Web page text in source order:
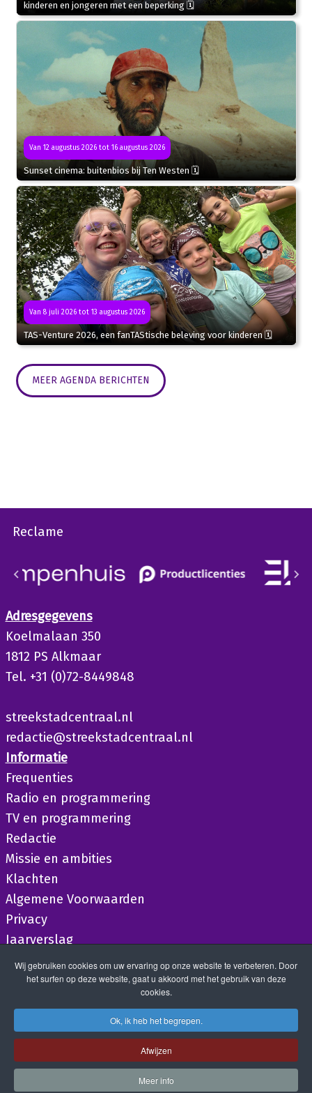
kinderen en jongeren met een beperking 🗓
Van 12 augustus 2026 tot 16 augustus 2026
Sunset cinema: buitenbios bij Ten Westen 🗓
Van 8 juli 2026 tot 13 augustus 2026
TAS-Venture 2026, een fanTAStische beleving voor kinderen 🗓
MEER AGENDA BERICHTEN
Reclame
Adresgegevens
Koelmalaan 350
1812 PS Alkmaar
Tel. +31 (0)72-8449848
streekstadcentraal.nl
redactie@streekstadcentraal.nl
Informatie
Frequenties
Radio en programmering
TV en programmering
Redactie
Missie en ambities
Klachten
Algemene Voorwaarden
Privacy
Jaarverslag
Wij gebruiken cookies om uw ervaring op onze website te verbeteren. Door
het surfen op deze website, gaat u akkoord met het gebruik van deze
cookies.
Ok, ik heb het begrepen.
Afwijzen
Meer info